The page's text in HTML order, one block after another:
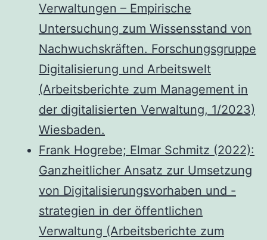
Verwaltungen – Empirische
Untersuchung zum Wissensstand von
Nachwuchskräften. Forschungsgruppe
Digitalisierung und Arbeitswelt
(Arbeitsberichte zum Management in
der digitalisierten Verwaltung, 1/2023)
Wiesbaden.
Frank Hogrebe; Elmar Schmitz (2022):
Ganzheitlicher Ansatz zur Umsetzung
von Digitalisierungsvorhaben und -
strategien in der öffentlichen
Verwaltung (Arbeitsberichte zum